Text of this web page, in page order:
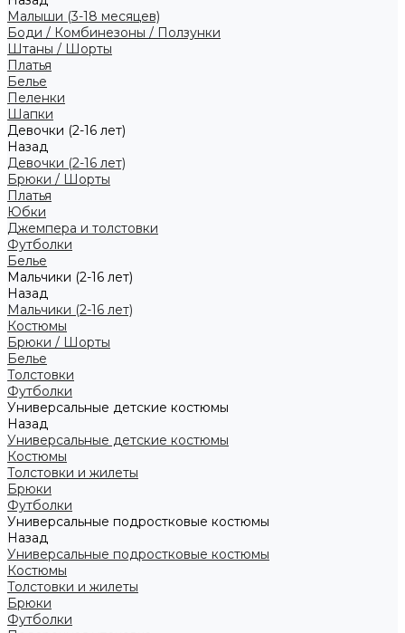
Малыши (3-18 месяцев)
Боди / Комбинезоны / Ползунки
Штаны / Шорты
Платья
Белье
Пеленки
Шапки
Девочки (2-16 лет)
Назад
Девочки (2-16 лет)
Брюки / Шорты
Платья
Юбки
Джемпера и толстовки
Футболки
Белье
Мальчики (2-16 лет)
Назад
Мальчики (2-16 лет)
Костюмы
Брюки / Шорты
Белье
Толстовки
Футболки
Универсальные детские костюмы
Назад
Универсальные детские костюмы
Костюмы
Толстовки и жилеты
Брюки
Футболки
Универсальные подростковые костюмы
Назад
Универсальные подростковые костюмы
Костюмы
Толстовки и жилеты
Брюки
Футболки